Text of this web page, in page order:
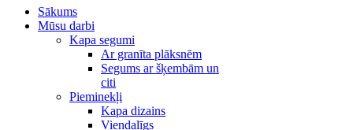
Sākums
Mūsu darbi
Kapa segumi
Ar granīta plāksnēm
Segums ar šķembām un
citi
Pieminekļi
Kapa dizains
Viendaļīgs